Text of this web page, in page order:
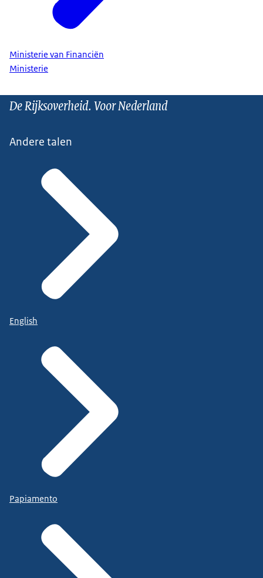
Ministerie van Financiën
Ministerie
De Rijksoverheid. Voor Nederland
Andere talen
English
Papiamento